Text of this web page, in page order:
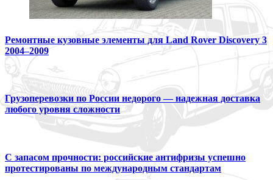
Ремонтные кузовные элементы для Land Rover Discovery 3
2004–2009
Грузоперевозки по России недорого — надежная доставка
любого уровня сложности
С запасом прочности: российские антифризы успешно
протестированы по международным стандартам